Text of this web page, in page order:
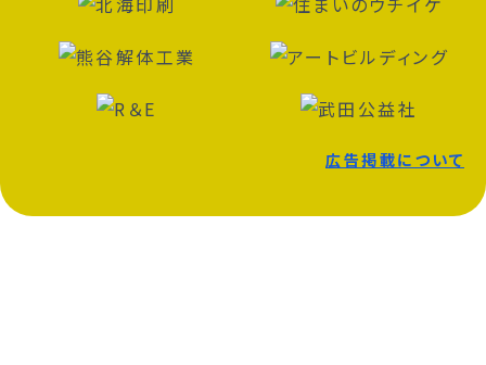
広告掲載について